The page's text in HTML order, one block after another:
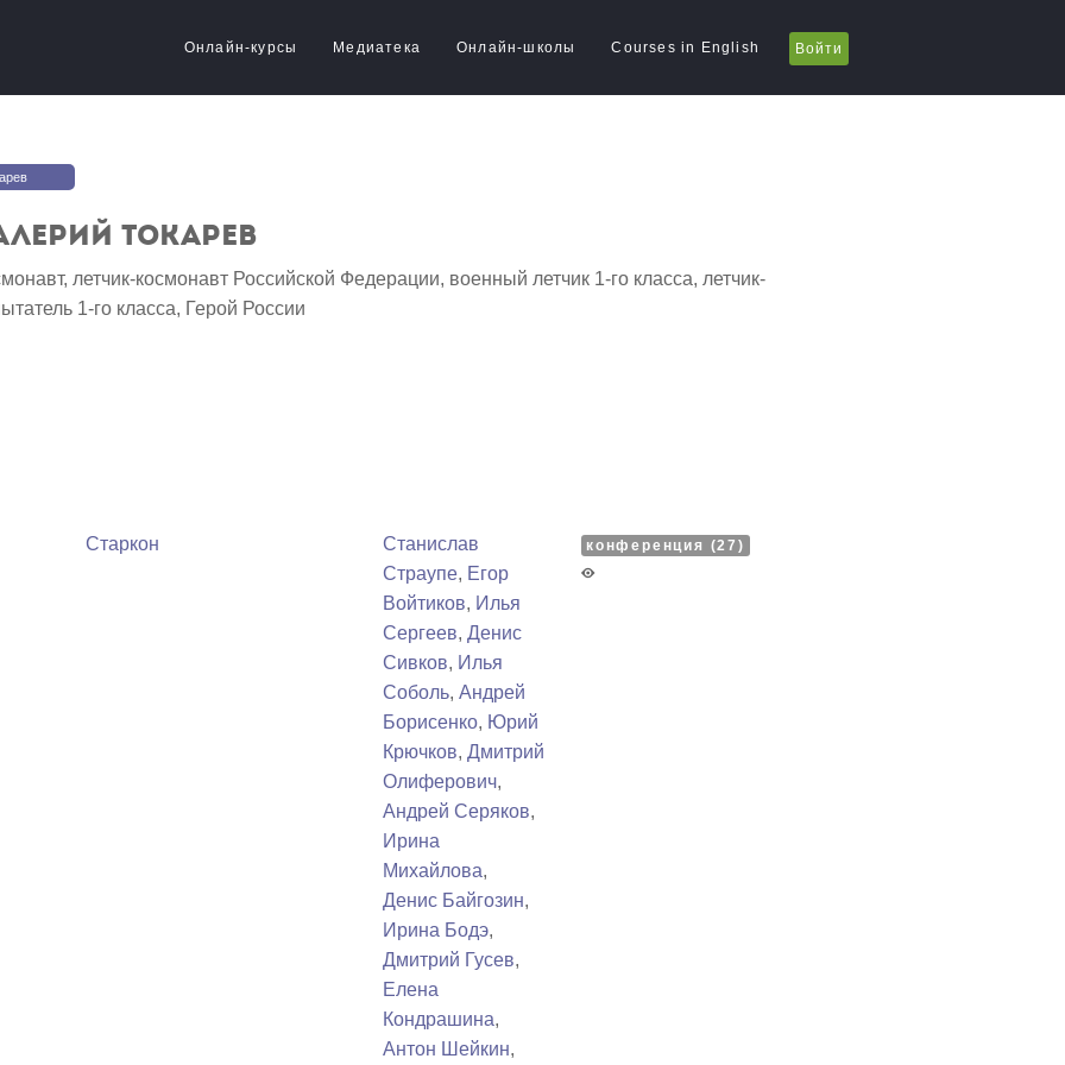
Онлайн-курсы Медиатека Онлайн-школы Courses in English Войти
Токарев
летчик-космонавт Российской Федерации, военный летчик 1-го класса, летчик-
1-го класса, Герой России
Старкон
Станислав
Страупе, Егор
Войтиков, Илья
Сергеев,Денис
Сивков, Илья
Соболь,Андрей
Борисенко, Юрий
Крючков,Дмитрий
Олиферович,
Андрей Серяков,
Ирина
Михайлова,
Денис Байгозин,
Ирина Бодэ,
Дмитрий Гусев,
Елена
Кондрашина,
Антон Шейкин,
конференция (27)